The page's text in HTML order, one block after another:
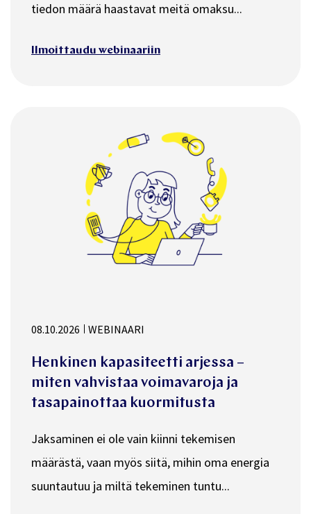
tiedon määrä haastavat meitä omaksu...
Ilmoittaudu webinaariin
08.10.2026 WEBINAARI
Henkinen kapasiteetti arjessa –
miten vahvistaa voimavaroja ja
tasapainottaa kuormitusta
Jaksaminen ei ole vain kiinni tekemisen
määrästä, vaan myös siitä, mihin oma energia
suuntautuu ja miltä tekeminen tuntu...